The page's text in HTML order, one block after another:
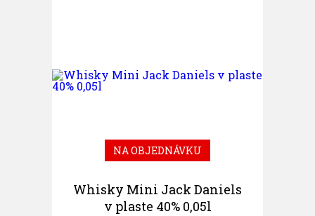
NA OBJEDNÁVKU
Whisky Mini Jack Daniels
v plaste 40% 0,05l